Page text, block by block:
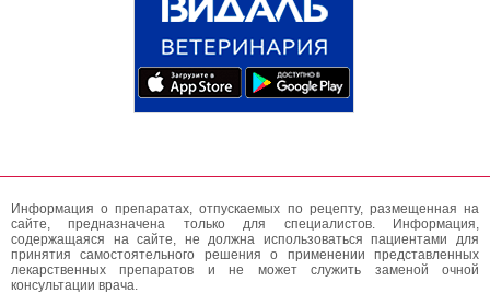
Информация о препаратах, отпускаемых по рецепту, размещенная на
сайте, предназначена только для специалистов. Информация,
содержащаяся на сайте, не должна использоваться пациентами для
принятия самостоятельного решения о применении представленных
лекарственных препаратов и не может служить заменой очной
консультации врача.